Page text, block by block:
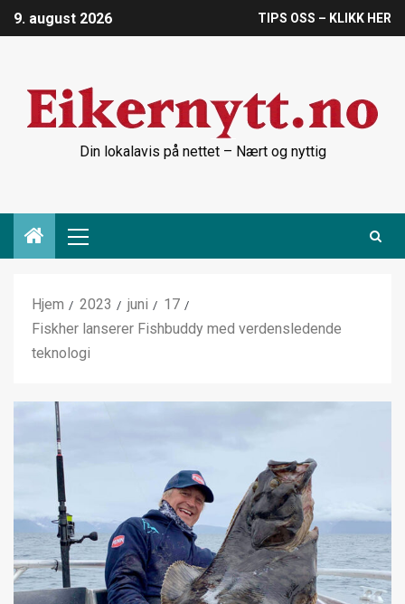
9. august 2026 TIPS OSS – KLIKK HER
Din lokalavis på nettet – Nært og nyttig
Hjem 2023 juni
17
Fiskher lanserer Fishbuddy med verdensledende
teknologi